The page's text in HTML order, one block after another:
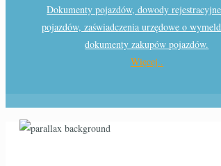
Dokumenty pojazdów, dowody
pojazdów, zaświadczenia urzędowe o
dokumenty zakupów pojazdów.
Więcej..